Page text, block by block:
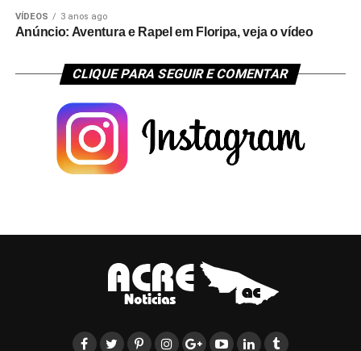
VÍDEOS 3 anos ago
Anúncio: Aventura e Rapel em Floripa, veja o vídeo
CLIQUE PARA SEGUIR E COMENTAR